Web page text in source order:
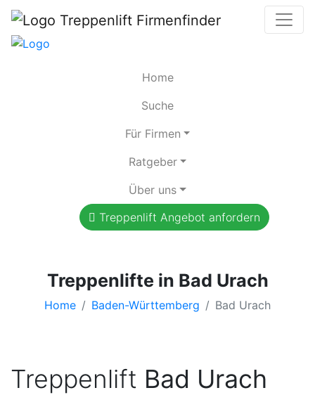
Home
Suche
Für Firmen
Ratgeber
Über uns
Treppenlift Angebot anfordern
Treppenlifte in Bad Urach
Home Baden-Württemberg Bad Urach
Treppenlift Bad Urach